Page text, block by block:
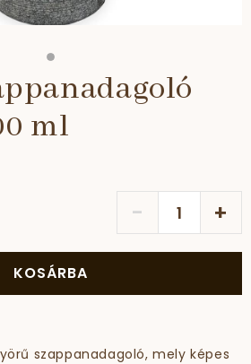
ml
- +
KOSÁRBA
szappanadagoló, mely képes